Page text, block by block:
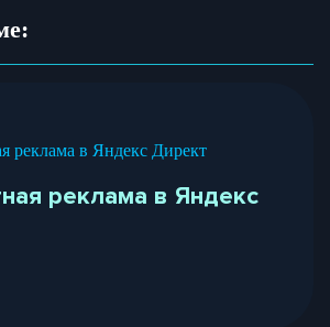
реклама в Яндекс